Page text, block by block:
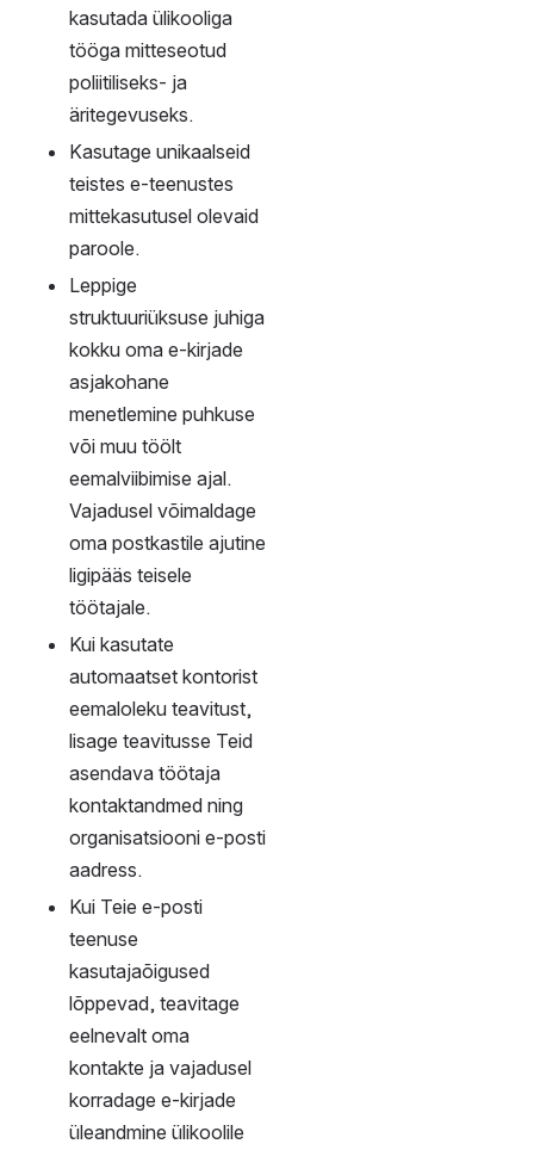
e-kirjad eraldi
kaustadesse lisades
kausta nimetusele
tähistuse „Isiklik“.
Juhul kui jätate isikliku
kirjavahetuse eraldi
tähistusega kausta
sorteerimata,
vastutate
konfidentsiaalse ja
isikuandmeid sisaldava
teabe võimaliku
tööandjale teatavaks
saamise eest.
Võimalusel vältige
ülikooli e-posti
aadressi kasutamist
isiklikuks otstarbeks.
Ülikooli e-posti
aadresse ei ole lubatud
kasutada ülikooliga
tööga mitteseotud
poliitiliseks- ja
äritegevuseks.
Kasutage unikaalseid
teistes e-teenustes
mittekasutusel olevaid
paroole.
Leppige
struktuuriüksuse juhiga
kokku oma e-kirjade
asjakohane
menetlemine puhkuse
või muu töölt
eemalviibimise ajal.